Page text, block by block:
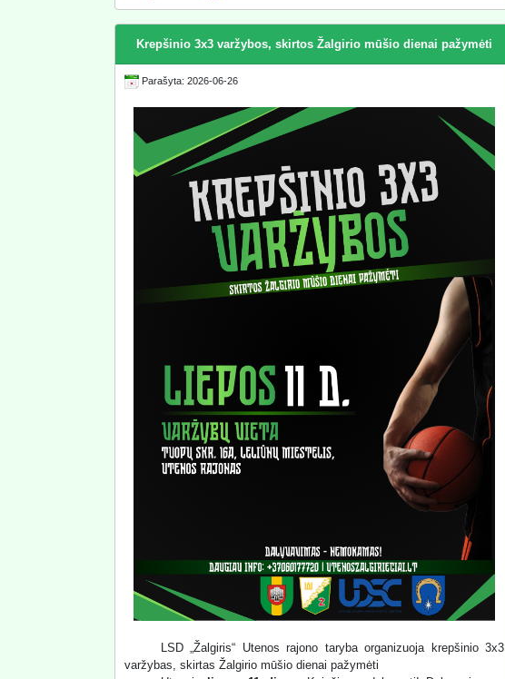
Krepšinio 3x3 varžybos, skirtos Žalgirio mūšio dienai pažymėti
Parašyta: 2026-06-26
LSD „Žalgiris“ Utenos rajono taryba organizuoja krepšinio 3x3
varžybas, skirtas Žalgirio mūšio dienai pažymėti